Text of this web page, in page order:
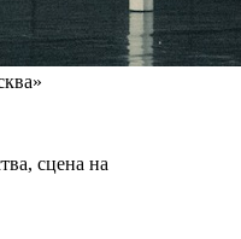
сцена на